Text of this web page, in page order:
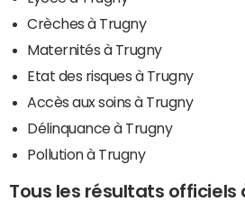
Crèches à Trugny
Maternités à Trugny
Etat des risques à Trugny
Accès aux soins à Trugny
Délinquance à Trugny
Pollution à Trugny
Tous les résultats officiels